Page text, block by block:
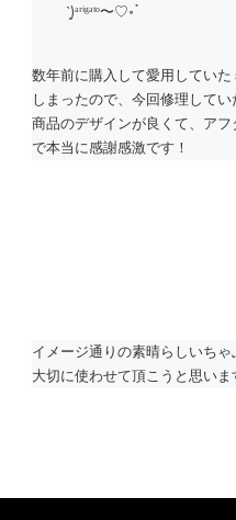
ˋ͈)ᵃʳⁱᵍᵃᵗᵒ〜♡॰ॱ
数年前に購入して愛用してい
しまったので、今回修理してい
商品のデザインが良くて、ア
で本当に感謝感激です！
イメージ通りの素晴らしいちゃ
大切に使わせて頂こうと思いま